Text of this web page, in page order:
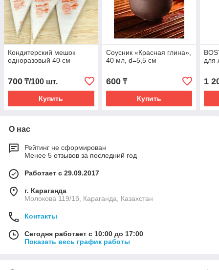
Кондитерский мешок
одноразовый 40 см
700 ₸/100 шт.
Купить
Соусник «Красная глина»,
40 мл, d=5,5 см
600₸
Купить
для
1
О нас
Рейтинг не сформирован
Менее 5 отзывов за последний год
Работает с 29.09.2017
г. Караганда
Молокова 119/1б, Караганда, Казахстан
Контакты
Сегодня работает с 10:00 до 17:00
Показать весь график работы